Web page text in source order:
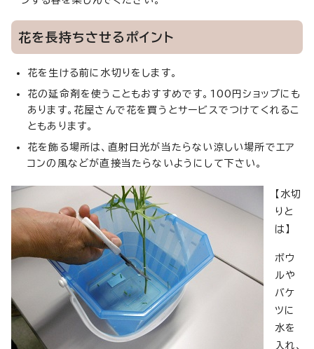
花を長持ちさせるポイント
花を生ける前に水切りをします。
花の延命剤を使うこともおすすめです。100円ショップにも
あります。花屋さんで花を買うとサービスでつけてくれるこ
ともあります。
花を飾る場所は、直射日光が当たらない涼しい場所でエア
コンの風などが直接当たらないようにして下さい。
【水切
りと
は】
ボウ
ルや
バケ
ツに
水を
入れ、